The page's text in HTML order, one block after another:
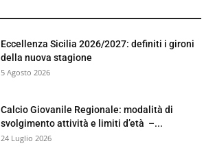
Eccellenza Sicilia 2026/2027: definiti i gironi
della nuova stagione
5 Agosto 2026
Calcio Giovanile Regionale: modalità di
svolgimento attività e limiti d’età –...
24 Luglio 2026